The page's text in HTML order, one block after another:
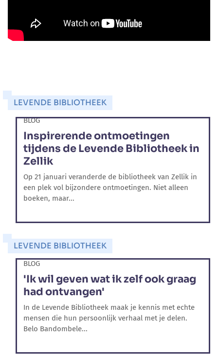
LEVENDE BIBLIOTHEEK
BLOG
Inspirerende ontmoetingen
tijdens de Levende Bibliotheek in
Zellik
Op 21 januari veranderde de bibliotheek van Zellik in
een plek vol bijzondere ontmoetingen. Niet alleen
boeken, maar...
LEVENDE BIBLIOTHEEK
BLOG
'Ik wil geven wat ik zelf ook graag
had ontvangen'
In de Levende Bibliotheek maak je kennis met echte
mensen die hun persoonlijk verhaal met je delen.
Belo Bandombele...